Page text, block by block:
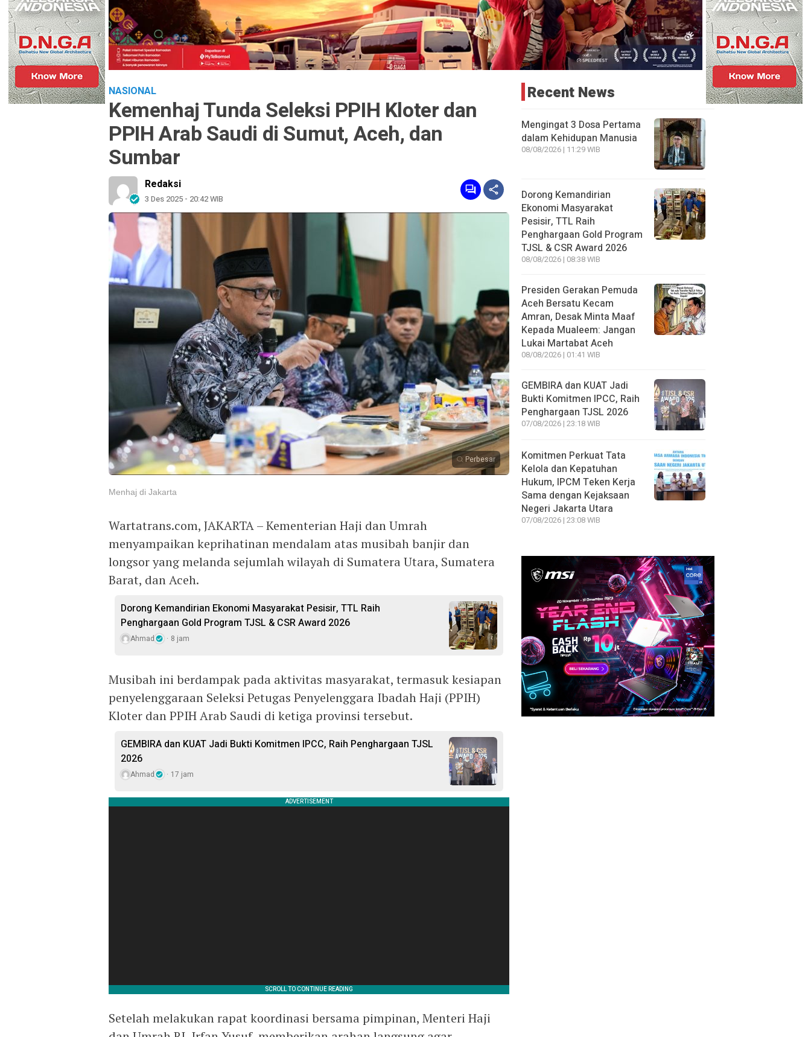
NASIONAL
Kemenhaj Tunda Seleksi PPIH Kloter dan
PPIH Arab Saudi di Sumut, Aceh, dan
Sumbar
Redaksi
3 Des 2025 - 20:42 WIB
Perbesar
Menhaj di Jakarta
Wartatrans.com, JAKARTA – Kementerian Haji dan Umrah
menyampaikan keprihatinan mendalam atas musibah banjir dan
longsor yang melanda sejumlah wilayah di Sumatera Utara, Sumatera
Barat, dan Aceh.
Dorong Kemandirian Ekonomi Masyarakat Pesisir, TTL Raih
Penghargaan Gold Program TJSL & CSR Award 2026
Ahmad 8 jam
Musibah ini berdampak pada aktivitas masyarakat, termasuk kesiapan
penyelenggaraan Seleksi Petugas Penyelenggara Ibadah Haji (PPIH)
Kloter dan PPIH Arab Saudi di ketiga provinsi tersebut.
GEMBIRA dan KUAT Jadi Bukti Komitmen IPCC, Raih Penghargaan TJSL
2026
Ahmad 17 jam
Setelah melakukan rapat koordinasi bersama pimpinan, Menteri Haji
Recent News
Mengingat 3 Dosa Pertama
dalam Kehidupan Manusia
08/08/2026 | 11:29 WIB
Dorong Kemandirian
Ekonomi Masyarakat
Pesisir, TTL Raih
Penghargaan Gold Program
TJSL & CSR Award 2026
08/08/2026 | 08:38 WIB
Presiden Gerakan Pemuda
Aceh Bersatu Kecam
Amran, Desak Minta Maaf
Kepada Mualeem: Jangan
Lukai Martabat Aceh
08/08/2026 | 01:41 WIB
GEMBIRA dan KUAT Jadi
Bukti Komitmen IPCC, Raih
Penghargaan TJSL 2026
07/08/2026 | 23:18 WIB
Komitmen Perkuat Tata
Kelola dan Kepatuhan
Hukum, IPCM Teken Kerja
Sama dengan Kejaksaan
Negeri Jakarta Utara
07/08/2026 | 23:08 WIB